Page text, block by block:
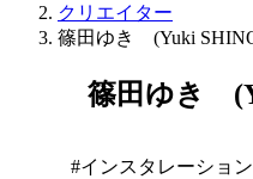
クリエイター
篠田ゆき (Yuki
篠田ゆき
インスタレーション